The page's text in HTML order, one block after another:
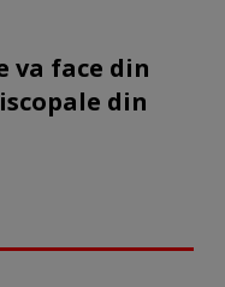
va face din
din